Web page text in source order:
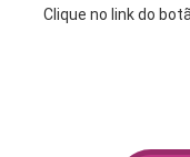
Clique no link do